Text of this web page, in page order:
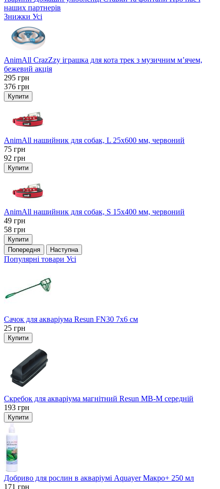
наших партнерів
Знижки Усі
AnimAll CrazZzy іграшка для кота трек з музичним м’ячем,
бежевий акція
295 грн
376 грн
Купити
AnimAll нашийник для собак, L 25x600 мм, червоний
75 грн
92 грн
Купити
AnimAll нашийник для собак, S 15х400 мм, червоний
49 грн
58 грн
Купити
Попередня
Наступна
Популярні товари Усі
Сачок для акваріума Resun FN30 7х6 см
25 грн
Купити
Скребок для акваріума магнітний Resun MB-M середній
193 грн
Купити
Добриво для рослин в акваріумі Aquayer Макро+ 250 мл
171 грн